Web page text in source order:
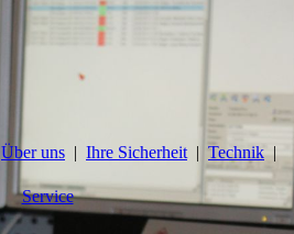
Über uns Ihre Sicherheit Technik
Service